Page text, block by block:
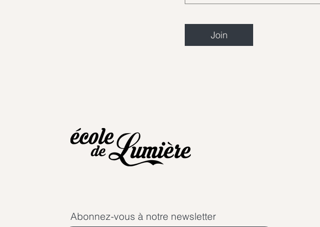
Join
Abonnez-vous à notre newsletter